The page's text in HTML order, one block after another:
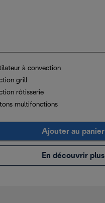
à convection
grill
rôtisserie
multifonctions
Ajouter au panier
En découvrir plus